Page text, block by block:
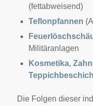
(fettabweisend)
Teflonpfannen
Militäranlagen
Kosmetika,
Die Folgen dieser